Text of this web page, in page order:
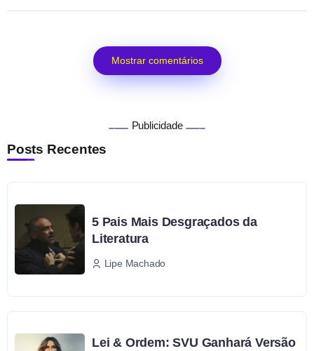
Mostrar comentários
Publicidade
Posts Recentes
5 Pais Mais Desgraçados da
Literatura
Lipe Machado
Lei & Ordem: SVU Ganhará Versão